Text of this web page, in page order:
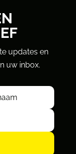
updates en
uw inbox.